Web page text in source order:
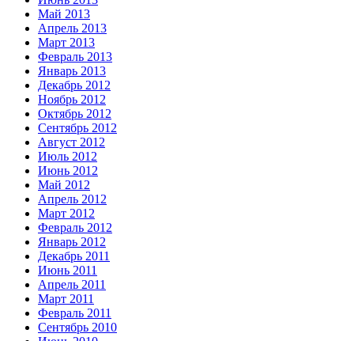
Май 2013
Апрель 2013
Март 2013
Февраль 2013
Январь 2013
Декабрь 2012
Ноябрь 2012
Октябрь 2012
Сентябрь 2012
Август 2012
Июль 2012
Июнь 2012
Май 2012
Апрель 2012
Март 2012
Февраль 2012
Январь 2012
Декабрь 2011
Июнь 2011
Апрель 2011
Март 2011
Февраль 2011
Сентябрь 2010